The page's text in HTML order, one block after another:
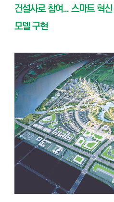
건설사로 참여... 스마트 혁
모델 구현